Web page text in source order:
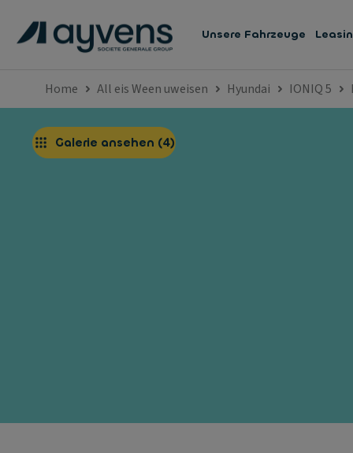
Unsere Fahrzeuge
Home All eis Ween uweisen Hyundai IONIQ 5
Galerie ansehen (4)